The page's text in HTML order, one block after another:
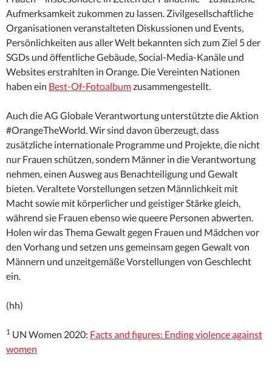
Aufmerksamkeit zukommen zu lassen. Zivilgesellschaftliche
Organisationen veranstalteten Diskussionen und Events,
Persönlichkeiten aus aller Welt bekannten sich zum Ziel 5 der
SGDs und öffentliche Gebäude, Social-Media-Kanäle und
Websites erstrahlten in Orange. Die Vereinten Nationen
haben ein Best-Of-Fotoalbumzusammengestellt.
Auch die AG Globale Verantwortung unterstützte die Aktion
#OrangeTheWorld. Wir sind davon überzeugt, dass
zusätzliche internationale Programme und Projekte, die nicht
nur Frauen schützen, sondern Männer in die Verantwortung
nehmen, einen Ausweg aus Benachteiligung und Gewalt
bieten. Veraltete Vorstellungen setzen Männlichkeit mit
Macht sowie mit körperlicher und geistiger Stärke gleich,
während sie Frauen ebenso wie queere Personen abwerten.
Holen wir das Thema Gewalt gegen Frauen und Mädchen vor
den Vorhang und setzen uns gemeinsam gegen Gewalt von
Männern und unzeitgemäße Vorstellungen von Geschlecht
ein.
(hh)
1 UN Women 2020: Facts and figures: Ending violence against
women